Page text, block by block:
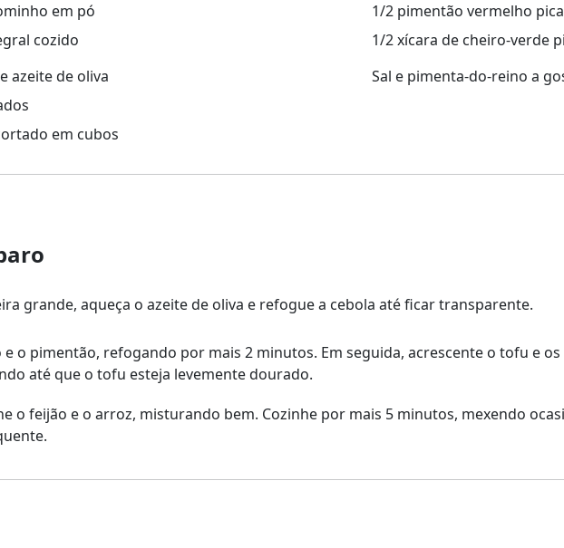
em pó
cozido
1/2 pimentão vermelho
1/2 xícara de cheiro-verde
azeite de oliva
em cubos
Sal e pimenta-do-reino a
grande, aqueça o azeite de oliva e refogue a cebola até ficar transparente.
e o pimentão, refogando por mais 2 minutos. Em seguida, acrescente o tofu e
até que o tofu esteja levemente dourado.
o feijão e o arroz, misturando bem. Cozinhe por mais 5 minutos, mexendo